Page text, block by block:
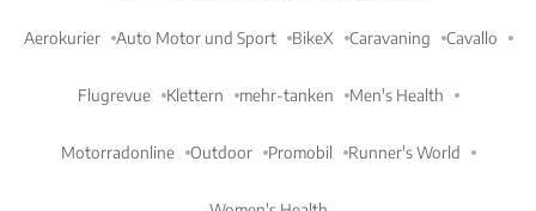
Aerokurier Auto Motor und Sport BikeX Caravaning Cavallo
Flugrevue Klettern mehr-tanken Men's Health
Motorradonline Outdoor Promobil Runner's World